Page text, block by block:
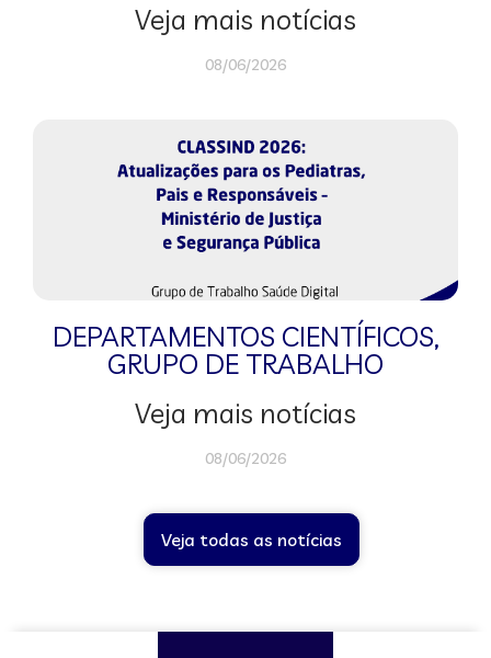
Veja mais notícias
08/06/2026
DEPARTAMENTOS CIENTÍFICOS,
GRUPO DE TRABALHO
Veja mais notícias
08/06/2026
Veja todas as notícias